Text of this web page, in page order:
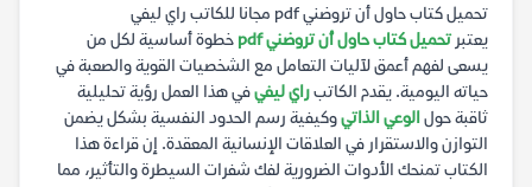
تحميل كتاب حاول أن تروضني pdf مجانا للكاتب راي ليفي
يعتبرتحميل كتاب حاول أن تروضني pdf
خطوة أساسية لكل من
يسعى لفهم أعمق لآليات التعامل مع الشخصيات القوية والصعبة في
حياته اليومية. يقدم الكاتبراي ليفيفي هذا العمل رؤية تحليلية
ثاقبة حولالوعي الذاتيوكيفية رسم الحدود النفسية بشكل يضمن
التوازن والاستقرار في العلاقات الإنسانية المعقدة. إن قراءة هذا
الكتاب تمنحك الأدوات الضرورية لفك شفرات السيطرة والتأثير، مما